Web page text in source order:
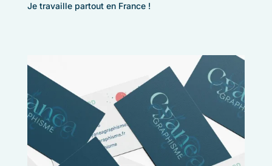
Je travaille partout en France !